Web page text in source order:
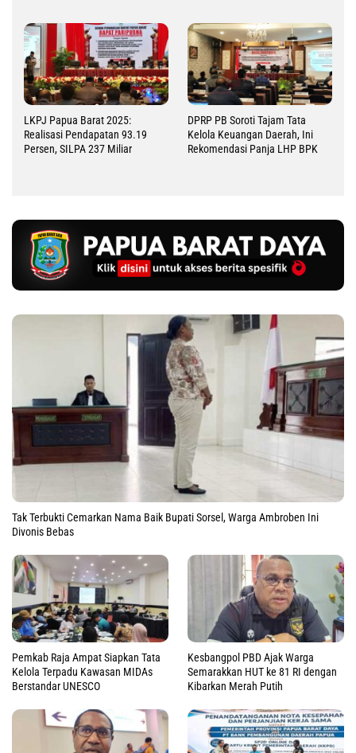
LKPJ Papua Barat 2025:
Realisasi Pendapatan 93.19
Persen, SILPA 237 Miliar
DPRP PB Soroti Tajam Tata
Kelola Keuangan Daerah, Ini
Rekomendasi Panja LHP BPK
Tak Terbukti Cemarkan Nama Baik Bupati Sorsel, Warga Ambroben Ini
Divonis Bebas
Pemkab Raja Ampat Siapkan Tata
Kelola Terpadu Kawasan MIDAs
Berstandar UNESCO
Kesbangpol PBD Ajak Warga
Semarakkan HUT ke 81 RI dengan
Kibarkan Merah Putih